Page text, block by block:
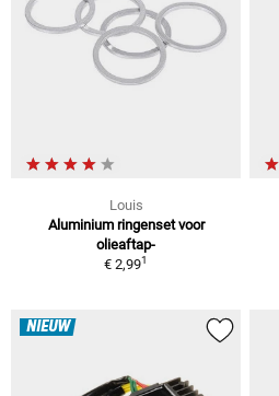
Louis
Aluminium ringenset voor
olieaftap-
€ 2,991
NIEUW